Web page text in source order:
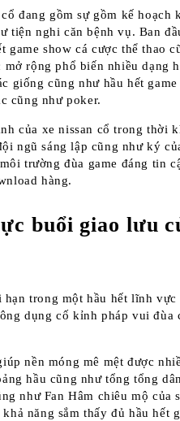
đang gồm sự gồm kế hoạch
tiện nghi căn bệnh vụ. Ban
game show cá cược thể thao
mở rộng phổ biến nhiều dạng
giống cũng như hầu hết game
cũng như poker.
của xe nissan cổ trong thời
ngũ sáng lập cũng như ký
trường đùa game đáng tin
hàng.
buổi giao lưu
trong một hầu hết lĩnh
dụng cố kỉnh pháp vui đùa
nền móng mê mệt được
hầu cũng như tổng tổng
như Fan Hâm chiêu mộ của
năng sắm thấy đủ hầu hết